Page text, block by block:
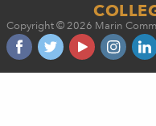
Copyright © 2026 Marin